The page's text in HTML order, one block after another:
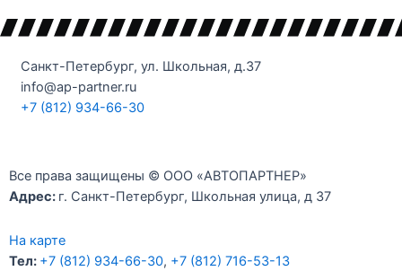
Санкт-Петербург, ул. Школьная, д.37
info@ap-partner.ru
+7 (812) 934-66-30
Все права защищены © ООО «АВТОПАРТНЕР»
Адрес: г. Санкт-Петербург, Школьная улица, д 37
На карте
Тел: +7 (812) 934-66-30, +7 (812) 716-53-13